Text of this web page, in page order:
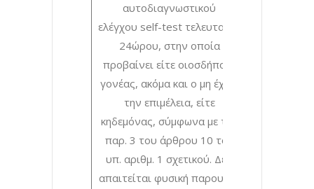
αυτοδιαγνωστικού
ελέγχου self-test τελευταίου
24ώρου, στην οποία
προβαίνει είτε οιοσδήποτε
γονέας, ακόμα και ο μη έχων
την επιμέλεια, είτε
κηδεμόνας, σύμφωνα με την
παρ. 3 του άρθρου 10 του
υπ. αριθμ. 1 σχετικού. Δεν
απαιτείται φυσική παρουσία